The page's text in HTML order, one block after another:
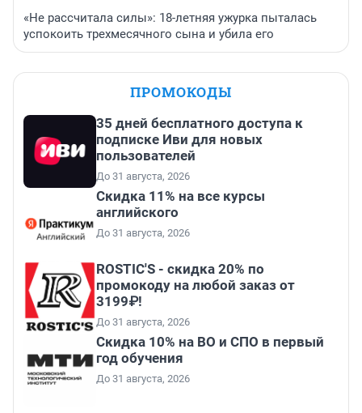
«Не рассчитала силы»: 18-летняя ужурка пыталась
успокоить трехмесячного сына и убила его
ПРОМОКОДЫ
35 дней бесплатного доступа к
подписке Иви для новых
пользователей
До 31 августа, 2026
Скидка 11% на все курсы
английского
До 31 августа, 2026
ROSTIC'S - скидка 20% по
промокоду на любой заказ от
3199₽!
До 31 августа, 2026
Скидка 10% на ВО и СПО в первый
год обучения
До 31 августа, 2026